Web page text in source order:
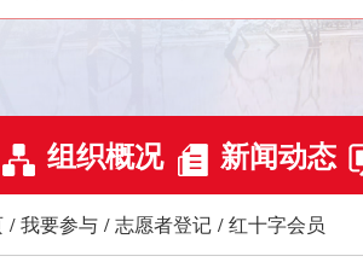
组织概况 新闻动态
/我要参与 /志愿者登记 /红十字会员